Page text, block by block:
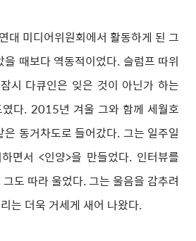
대 미디어위원회에서 활동하게 된 그
때보다 역동적이었다. 슬럼프 따위
시 다큐인은 잊은 것이 아닌가 하는
다. 2015년 겨울 그와 함께 세월호
동거차도로 들어갔다. 그는 일주일
면서 <인양>을 만들었다. 인터뷰를
도 따라 울었다. 그는 울음을 감추려
는 더욱 거세게 새어 나왔다.